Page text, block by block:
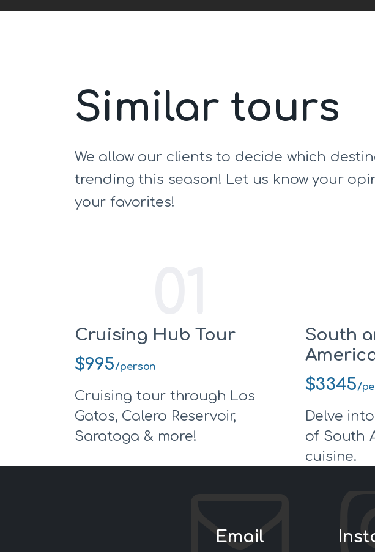
Similar tours
We allow our clients to decide which
trending this season! Let us know your
your favorites!
Cruising Hub Tour
$995/person
Cruising tour through Los
Gatos, Calero Reservoir,
Saratoga & more!
South
$3345/
Delve
of South
cuisine.
Email